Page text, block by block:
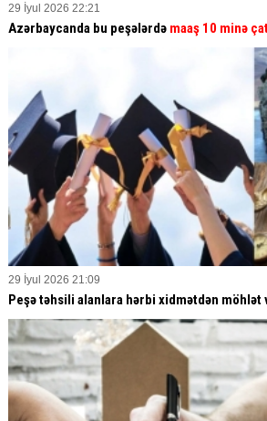
29 İyul 2026 22:21
Azərbaycanda bu peşələrdə maaş 10 minə
29 İyul 2026 21:09
Peşə təhsili alanlara hərbi xidmətdən möhlət